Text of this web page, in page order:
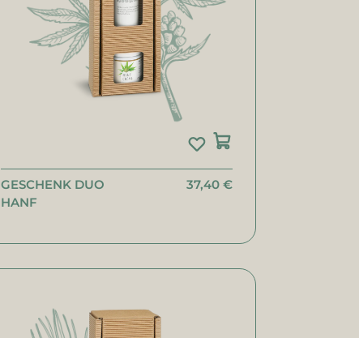
GESCHENK DUO
HANF
37,40 €